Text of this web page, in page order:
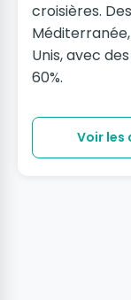
croisières.
Unis, avec
60%.
Voir les